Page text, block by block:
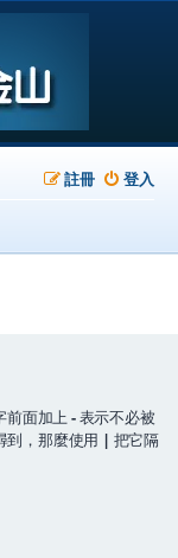
登入
註冊
前面加上 -表示不必被
到，那麼使用 | 把它隔